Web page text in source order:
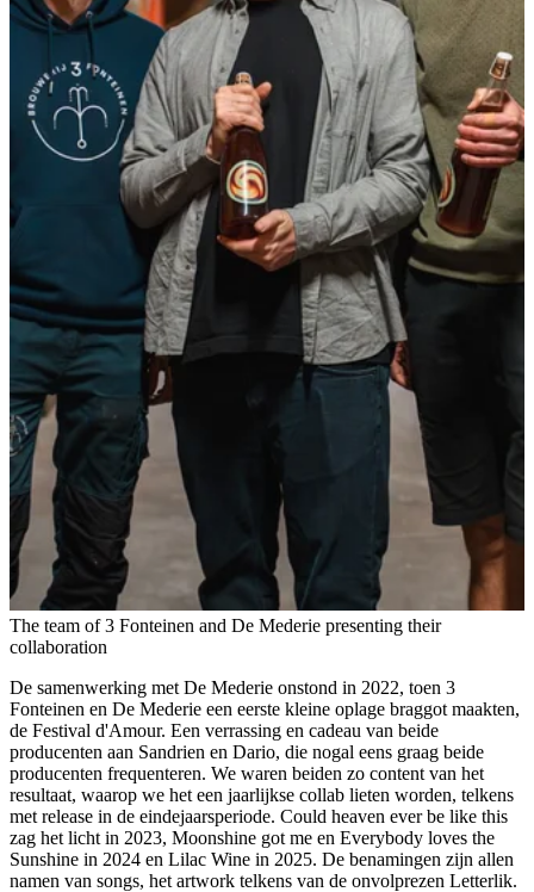
The team of 3 Fonteinen and De Mederie presenting their
collaboration
De samenwerking met De Mederie onstond in 2022, toen 3
Fonteinen en De Mederie een eerste kleine oplage braggot maakten,
de Festival d'Amour. Een verrassing en cadeau van beide
producenten aan Sandrien en Dario, die nogal eens graag beide
producenten frequenteren. We waren beiden zo content van het
resultaat, waarop we het een jaarlijkse collab lieten worden, telkens
met release in de eindejaarsperiode. Could heaven ever be like this
zag het licht in 2023, Moonshine got me en Everybody loves the
Sunshine in 2024 en Lilac Wine in 2025. De benamingen zijn allen
namen van songs, het artwork telkens van de onvolprezen Letterlik.